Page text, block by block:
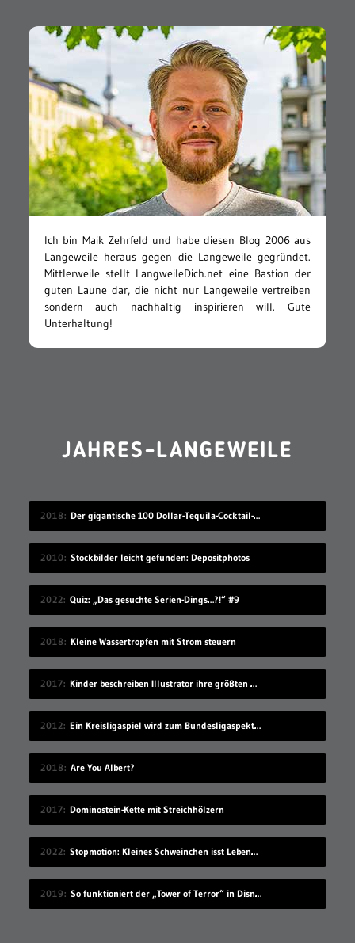
Ich bin Maik Zehrfeld und habe diesen Blog 2006 aus
Langeweile heraus gegen die Langeweile gegründet.
Mittlerweile stellt LangweileDich.net eine Bastion der
guten Laune dar, die nicht nur Langeweile vertreiben
sondern auch nachhaltig inspirieren will. Gute
Unterhaltung!
JAHRES-LANGEWEILE
2018 Der gigantische 100 Dollar-Tequila-Cocktail-Kübel
2010 Stockbilder leicht gefunden: Depositphotos
2022 Quiz: „Das gesuchte Serien-Dings…?!“ #9
2018 Kleine Wassertropfen mit Strom steuern
2017 Kinder beschreiben Illustrator ihre größten Ängste
2012 Ein Kreisligaspiel wird zum Bundesligaspektakel
2018 Are You Albert?
2017 Dominostein-Kette mit Streichhölzern
2022 Stopmotion: Kleines Schweinchen isst Lebensmittel auf
2019 So funktioniert der „Tower of Terror“ in Disneyland